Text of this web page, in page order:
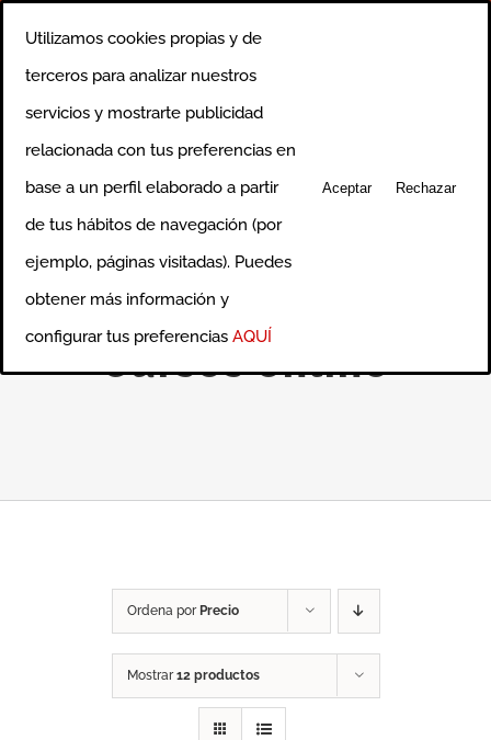
Cursos online
Ordena por Precio
Mostrar12 productos
Utilizamos cookies propias y de
terceros para analizar nuestros
servicios y mostrarte publicidad
relacionada con tus preferencias en
base a un perfil elaborado a partir
de tus hábitos de navegación (por
ejemplo, páginas visitadas). Puedes
obtener más información y
configurar tus preferencias AQUÍ
Aceptar Rechazar